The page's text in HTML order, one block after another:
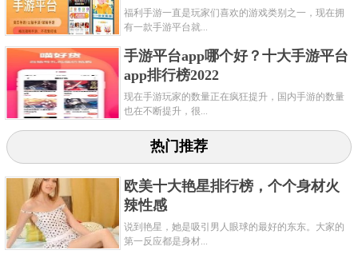
共3页: 上一页
福利手游一直是玩家们喜欢的游戏类别之一，现在拥
有一款手游平台就...
手游平台app哪个好？十大手游平台
app排行榜2022
现在手游玩家的数量正在疯狂提升，国内手游的数量
也在不断提升，很...
热门推荐
欧美十大艳星排行榜，个个身材火
辣性感
说到艳星，她是吸引男人眼球的最好的东东。大家的
第一反应都是身材...